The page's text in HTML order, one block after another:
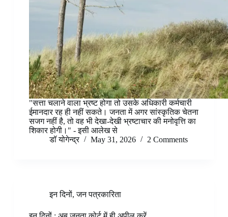
"सत्ता चलाने वाला भ्रष्ट होगा तो उसके अधिकारी कर्मचारी
ईमानदार रह ही नहीं सकते। जनता में अगर सांस्कृतिक चेतना
सजग नहीं है, तो वह भी देखा-देखी भ्रष्टाचार की मनोवृत्ति का
शिकार होगी।" - इसी आलेख से
डॉ योगेन्द्र
May 31, 2026 2 Comments
इन दिनों,जन पत्रकारिता